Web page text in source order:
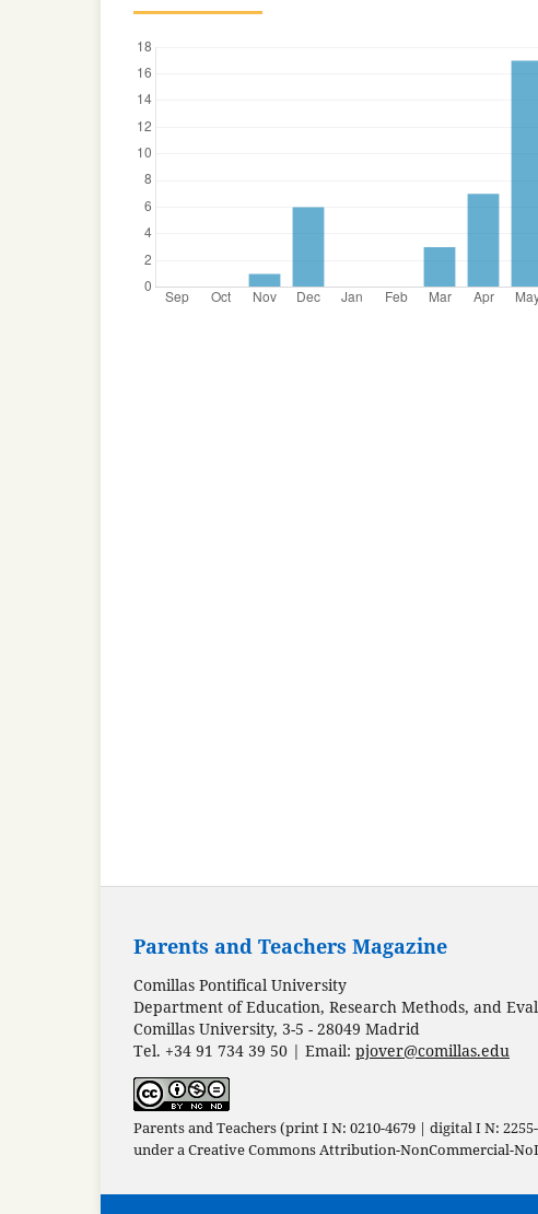
Parents and Teachers Magazine
Comillas Pontifical University
Department of Education, Research Methods, and
Comillas University, 3-5 - 28049 Madrid
Tel. +34 91 734 39 50 | Email: pjover@comillas.edu
Parents and Teachers (print I N: 0210-4679 | digital I N:
under aCreative Commons Attribution-NonCommercial-